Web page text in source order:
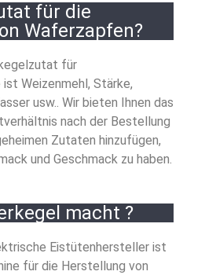
für die
Waferzapfen?
für
Weizenmehl, Stärke,
usw.. Wir bieten Ihnen das
nach der Bestellung
Zutaten hinzufügen,
und Geschmack zu haben.
macht ?
Eistütenhersteller ist
für die Herstellung von